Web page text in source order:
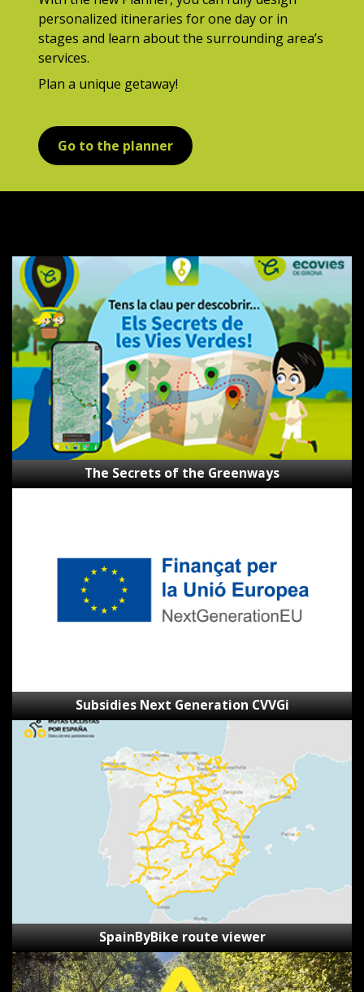
personalized itineraries for one day or in
stages and learn about the surrounding area’s
services.
Plan a unique getaway!
Go to the planner
The
Secrets
of
the
Greenways
The Secrets of the Greenways
Subsidies Next Generation CVVGi
SpainByBike
route
SpainByBike route viewer
Reporting
Form